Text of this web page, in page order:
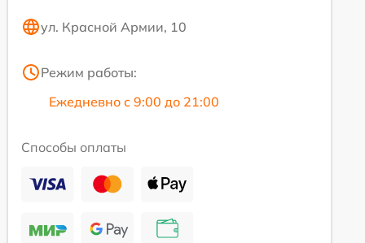
ул. Красной Армии, 10
Режим работы:
Ежедневно с 9:00 до 21:00
Способы оплаты